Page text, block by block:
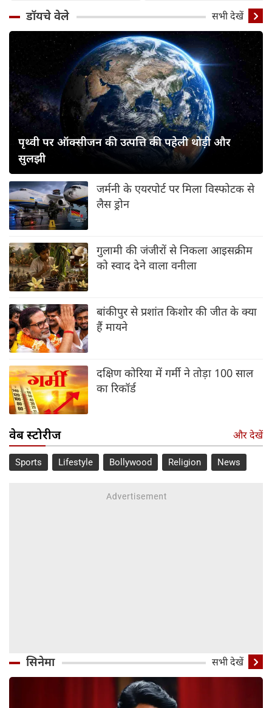
डॉयचे वेले सभी देखें
पृथ्वी पर ऑक्सीजन की उत्पत्ति की पहेली थोड़ी और
सुलझी
जर्मनी के एयरपोर्ट पर मिला विस्फोटक से
लैस ड्रोन
गुलामी की जंजीरों से निकला आइसक्रीम
को स्वाद देने वाला वनीला
बांकीपुर से प्रशांत किशोर की जीत के क्या
हैं मायने
दक्षिण कोरिया में गर्मी ने तोड़ा 100 साल
का रिकॉर्ड
वेब स्टोरीज और देखें
Sports Lifestyle Bollywood Religion News
सिनेमा सभी देखें